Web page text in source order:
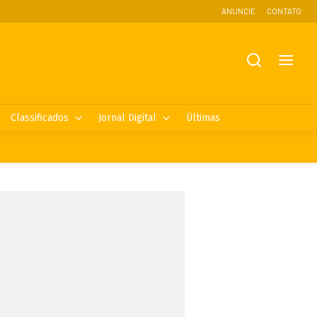
ANUNCIE CONTATO
Classificados Jornal Digital Últimas